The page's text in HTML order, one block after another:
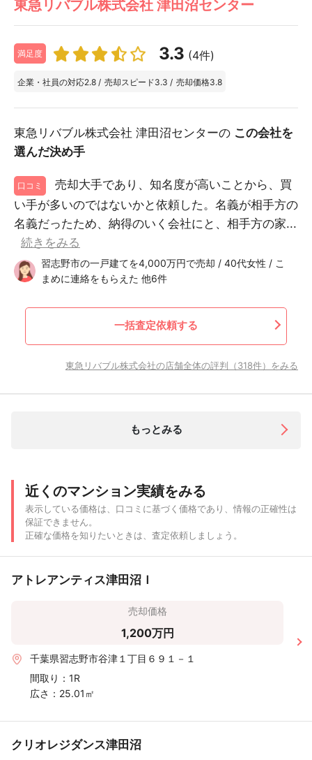
東急リバブル株式会社 津田沼センター
満足度 3.3 (4件)
企業・社員の対応2.8 / 売却スピード3.3 / 売却価格3.8
東急リバブル株式会社 津田沼センターの この会社を
選んだ決め手
口コミ
売却大手であり、知名度が高いことから、買
い手が多いのではないかと依頼した。名義が相手方の
名義だったため、納得のいく会社にと、相手方の家...
続きをみる
習志野市の一戸建てを4,000万円で売却 / 40代女性 / こ
まめに連絡をもらえた 他6件
一括査定依頼する
東急リバブル株式会社の店舗全体の評判（318件）をみる
もっとみる
近くのマンション実績をみる
表示している価格は、口コミに基づく価格であり、情報の正確性は
保証できません。
正確な価格を知りたいときは、査定依頼しましょう。
アトレアンティス津田沼Ｉ
売却価格
1,200万円
千葉県習志野市谷津１丁目６９１－１
間取り： 1R
広さ： 25.01㎡
クリオレジダンス津田沼